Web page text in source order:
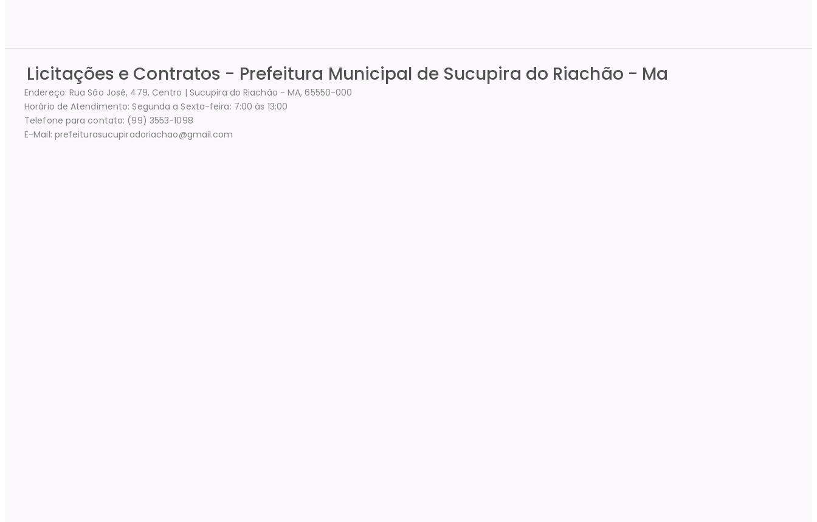
Licitações e Contratos - Prefeitura Municipal de Sucupira do Riachão - Ma
Endereço: Rua São José, 479, Centro | Sucupira do Riachão - MA, 65550-000
Horário de Atendimento: Segunda a Sexta-feira: 7:00 às 13:00
Telefone para contato: (99) 3553-1098
E-Mail: prefeiturasucupiradoriachao@gmail.com